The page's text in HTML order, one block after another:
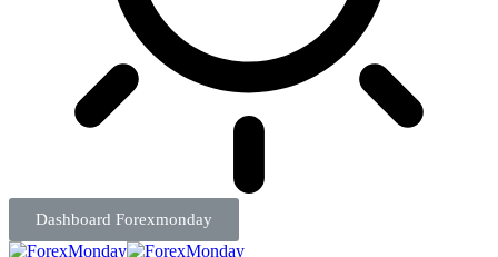
Dashboard Forexmonday